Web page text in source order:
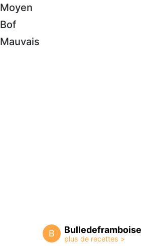
Moyen
Bof
Mauvais
B Bulledeframboise